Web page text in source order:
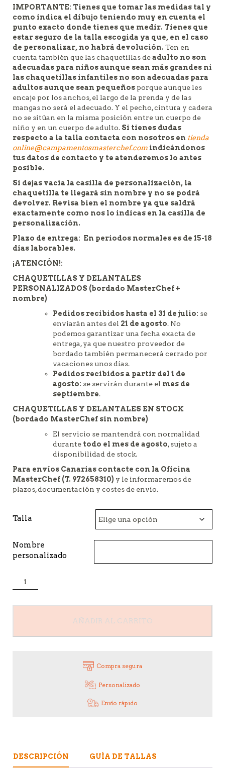
IMPORTANTE: Tienes que tomar las medidas tal y
como indica el dibujo teniendo muy en cuenta el
punto exacto donde tienes que medir. Tienes que
estar seguro de la talla escogida ya que, en el caso
de personalizar, no habrá devolución. Ten en
cuenta también que las chaquetillas deadulto no son
adecuadas para niños aunque sean más grandes ni
las chaquetillas infantiles no son adecuadas para
adultos aunque sean pequeños porque aunque les
encaje por los anchos, el largo de la prenda y de las
mangas no será el adecuado. Y el pecho, cintura y cadera
no se sitúan en la misma posición entre un cuerpo de
niño y en un cuerpo de adulto. Si tienes dudas
respecto a la talla contacta con nosotros en tienda
online@campamentosmasterchef.com indicándonos
tus datos de contacto y te atenderemos lo antes
posible.
Si dejas vacía la casilla de personalización, la
chaquetilla te llegará sin nombre y no se podrá
devolver. Revisa bien el nombre ya que saldrá
exactamente como nos lo indicas en la casilla de
personalización.
Plazo de entrega: En periodos normales es de 15-18
días laborables.
¡ATENCIÓN!:
CHAQUETILLAS Y DELANTALES
PERSONALIZADOS (bordado MasterChef +
nombre)
Pedidos recibidos hasta el 31 de julio: se
enviarán antes del 21 de agosto. No
podemos garantizar una fecha exacta de
entrega, ya que nuestro proveedor de
bordado también permanecerá cerrado por
vacaciones unos días.
Pedidos recibidos a partir del 1 de
agosto: se servirán durante el mes de
septiembre.
CHAQUETILLAS Y DELANTALES EN STOCK
(bordado MasterChef sin nombre)
El servicio se mantendrá con normalidad
durante todo el mes de agosto, sujeto a
disponibilidad de stock.
Para envíos Canarias contacte con la Oficina
MasterChef (T. 972658310) y le informaremos de
plazos, documentación y costes de envío.
Talla
Nombre
personalizado
Chaquetillas
Adulto
AÑADIR AL CARRITO
Compra segura
Personalizado
Envío rápido
DESCRIPCIÓN GUÍA DE TALLAS